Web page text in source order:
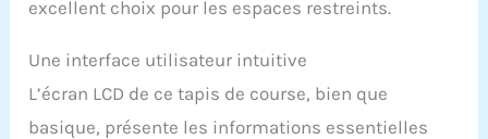
stabilité. Nous avons
moteur tout en réduisant
sonores, garantissant
ainsi qu'il n'importunera
excellent choix pour les espaces restreints.
Une interface utilisateur intuitive
L’écran LCD de ce tapis de course, bien que
basique, présente les informations essentielles